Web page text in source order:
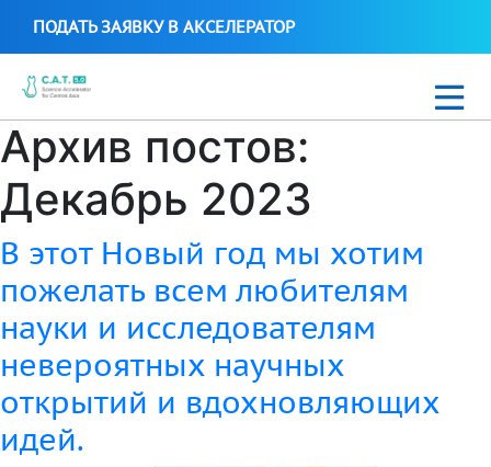
ПОДАТЬ ЗАЯВКУ В АКСЕЛЕРАТОР
Новости
C.A.T. Science Biotech 2021
Стартапы C.A.T. Science Accelerator
Uzbek
+99897 700 16 38
Архив постов:
Декабрь 2023
В этот Новый год мы хотим
пожелать всем любителям
науки и исследователям
невероятных научных
открытий и вдохновляющих
идей.